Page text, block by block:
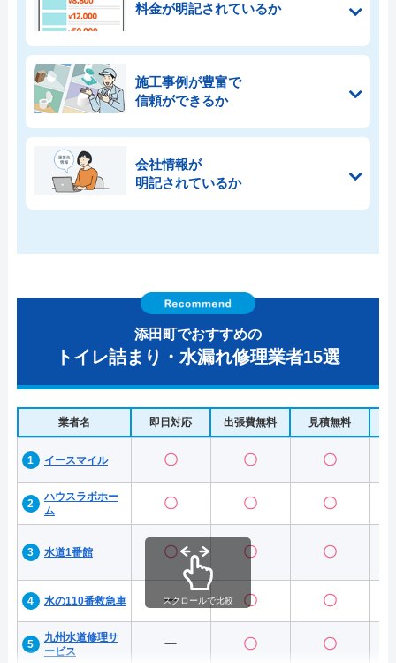
料金が明記されているか
施工事例が豊富で
信頼ができるか
会社情報が
明記されているか
添田町でおすすめの
トイレ詰まり・水漏れ修理業者15選
業者名 即日対応 出張費無料 見積無料
イースマイル 〇 〇 〇
ハウスラボホー
ム
〇 〇 〇
水道1番館 〇 〇 〇
水の110番救急車 ー 〇 〇
九州水道修理サ
ービス
ー 〇 〇
スクロールで比較